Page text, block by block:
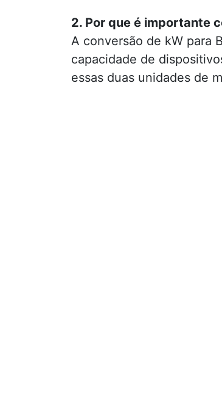
2. Por que é importante
A conversão de kW para
capacidade de
essas duas unidades de